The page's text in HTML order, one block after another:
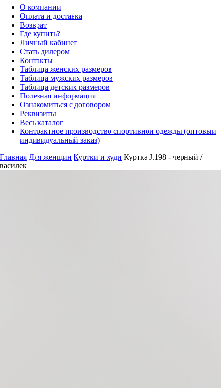
О компании
Оплата и доставка
Возврат
Где купить?
Личный кабинет
Стать дилером
Контакты
Таблица женских размеров
Таблица мужских размеров
Таблица детских размеров
Полезная информация
Ознакомиться с договором
Реквизиты
Весь каталог
Контрактное производство спортивной одежды (оптовый
индивидуальный заказ)
Главная Для женщин Куртки и худи Куртка J.198 - черный /
василек